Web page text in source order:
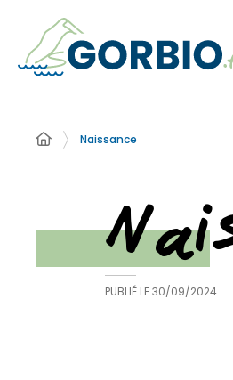
Naissance
PUBLIÉ LE30/09/2024